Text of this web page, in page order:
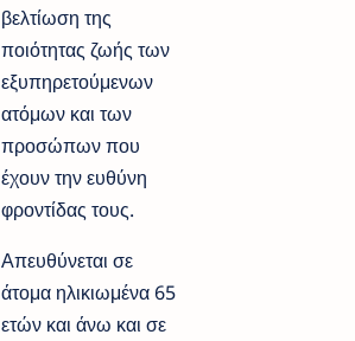
βελτίωση της
ποιότητας ζωής των
εξυπηρετούμενων
ατόμων και των
προσώπων που
έχουν την ευθύνη
φροντίδας τους.
Απευθύνεται σε
άτομα ηλικιωμένα 65
ετών και άνω και σε